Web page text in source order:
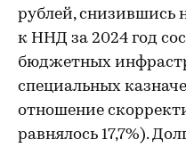
рублей, снизившись
к ННД за 2024 год
бюджетных
специальных
отношение
равнялось 17,7%).